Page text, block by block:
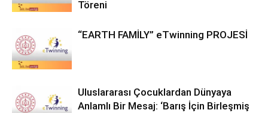
Töreni
“EARTH FAMİLY” eTwinning PROJESİ
Uluslararası Çocuklardan Dünyaya
Anlamlı Bir Mesaj: ‘Barış İçin Birleşmiş